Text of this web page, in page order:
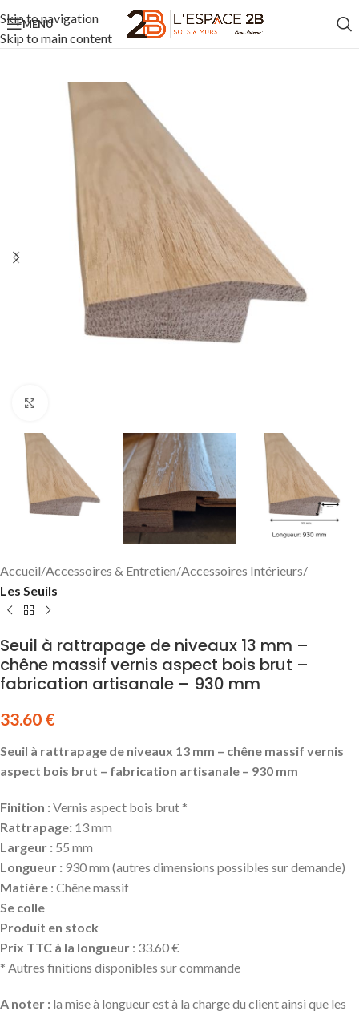
Skip to navigation
Skip to main content
MENU
Accueil Accessoires & Entretien Accessoires Intérieurs
Les Seuils
Seuil à rattrapage de niveaux 13 mm –
chêne massif vernis aspect bois brut –
fabrication artisanale – 930 mm
33.60 €
Seuil à rattrapage de niveaux 13 mm – chêne massif vernis
aspect bois brut – fabrication artisanale – 930 mm
Finition :Vernis aspect bois brut *
Rattrapage: 13 mm
Largeur : 55 mm
Longueur : 930 mm (autres dimensions possibles sur demande)
Matière : Chêne massif
Se colle
Produit en stock
Prix TTC à la longueur : 33.60 €
* Autres finitions disponibles sur commande
A noter : la mise à longueur est à la charge du client ainsi que les